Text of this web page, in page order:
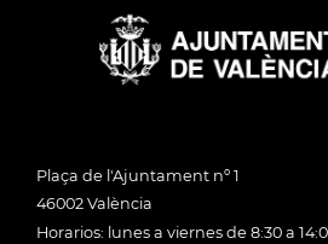
Plaça de l'Ajuntament nº 1
46002 València
Horarios: lunes a viernes de 8:30 a